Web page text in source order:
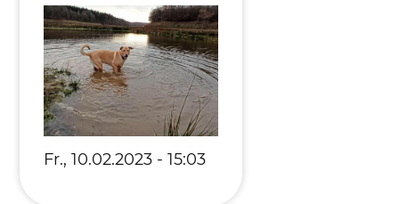
Fr., 10.02.2023 - 15:03